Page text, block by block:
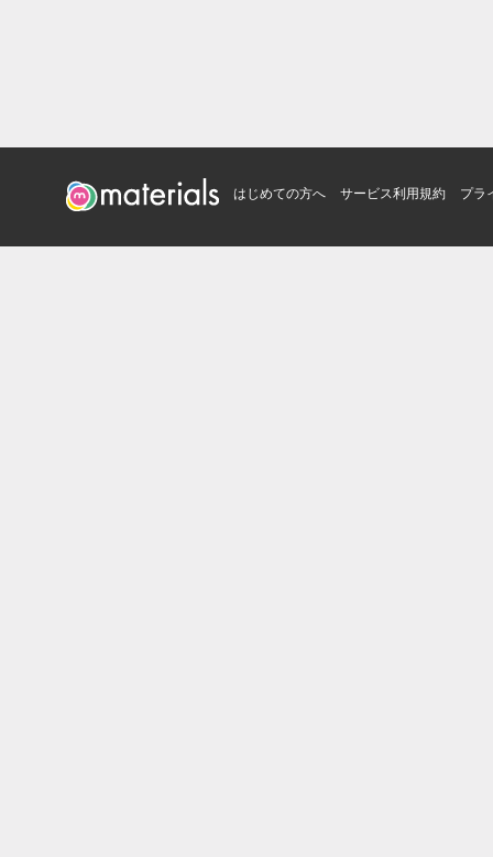
はじめての方へ サービス利用規約 プラ